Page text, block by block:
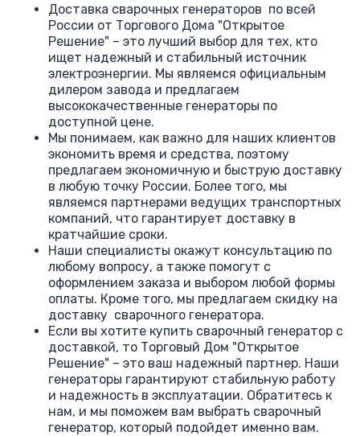
Доставка сварочных генераторов по всей
России от Торгового Дома "Открытое
Решение" – это лучший выбор для тех, кто
ищет надежный и стабильный источник
электроэнергии. Мы являемся официальным
дилером завода и предлагаем
высококачественные генераторы по
доступной цене.
Мы понимаем, как важно для наших клиентов
экономить время и средства, поэтому
предлагаем экономичную и быструю доставку
в любую точку России. Более того, мы
являемся партнерами ведущих транспортных
компаний, что гарантирует доставку в
кратчайшие сроки.
Наши специалисты окажут консультацию по
любому вопросу, а также помогут с
оформлением заказа и выбором любой формы
оплаты. Кроме того, мы предлагаем скидку на
доставку сварочного генератора.
Если вы хотите купить сварочный генератор с
доставкой, то Торговый Дом "Открытое
Решение" – это ваш надежный партнер. Наши
генераторы гарантируют стабильную работу
и надежность в эксплуатации. Обратитесь к
нам, и мы поможем вам выбрать сварочный
генератор, который подойдет именно вам.